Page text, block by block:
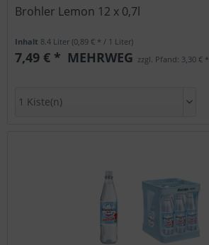
Brohler Lemon 12 x 0,7l
Inhalt 8.4 Liter(0,89 € * / 1 Liter)
7,49 € * MEHRWEG zzgl. Pfand: 3,30 € *